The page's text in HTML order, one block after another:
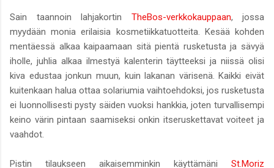
Sain taannoin lahjakortin TheBos-verkkokauppaan, jossa
myydään monia erilaisia kosmetiikkatuotteita. Kesää kohden
mentäessä alkaa kaipaamaan sitä pientä rusketusta ja sävyä
iholle, juhlia alkaa ilmestyä kalenterin täytteeksi ja niissä olisi
kiva edustaa jonkun muun, kuin lakanan värisenä. Kaikki eivät
kuitenkaan halua ottaa solariumia vaihtoehdoksi, jos rusketusta
ei luonnollisesti pysty säiden vuoksi hankkia, joten turvallisempi
keino värin pintaan saamiseksi onkin itseruskettavat voiteet ja
vaahdot.
Pistin tilaukseen aikaisemminkin käyttämäni St.Moriz